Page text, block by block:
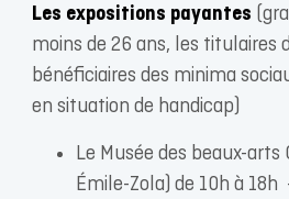
Les expositions payantes
moins de 26 ans, les titulaires
bénéficiaires des minima
en situation de handicap)
Le Musée des beaux-arts
Émile-Zola) de 10h à